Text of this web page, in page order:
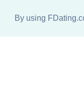
By using